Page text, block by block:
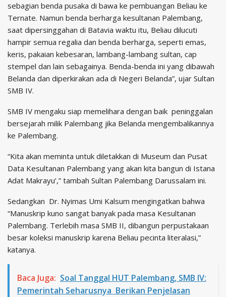
sebagian benda pusaka di bawa ke pembuangan Beliau ke
Ternate. Namun benda berharga kesultanan Palembang,
saat dipersinggahan di Batavia waktu itu, Beliau dilucuti
hampir semua regalia dan benda berharga, seperti emas,
keris, pakaian kebesaran, lambang-lambang sultan, cap
stempel dan lain sebagainya. Benda-benda ini yang dibawah
Belanda dan diperkirakan ada di Negeri Belanda”, ujar Sultan
SMB IV.
SMB IV mengaku siap memelihara dengan baik peninggalan
bersejarah milik Palembang jika Belanda mengembalikannya
ke Palembang.
“Kita akan meminta untuk diletakkan di Museum dan Pusat
Data Kesultanan Palembang yang akan kita bangun di Istana
Adat Makrayu’,” tambah Sultan Palembang Darussalam ini.
Sedangkan Dr. Nyimas Umi Kalsum mengingatkan bahwa
“Manuskrip kuno sangat banyak pada masa Kesultanan
Palembang. Terlebih masa SMB II, dibangun perpustakaan
besar koleksi manuskrip karena Beliau pecinta literalasi,”
katanya.
Baca Juga: Soal Tanggal HUT Palembang, SMB IV:
Pemerintah Seharusnya Berikan Penjelasan